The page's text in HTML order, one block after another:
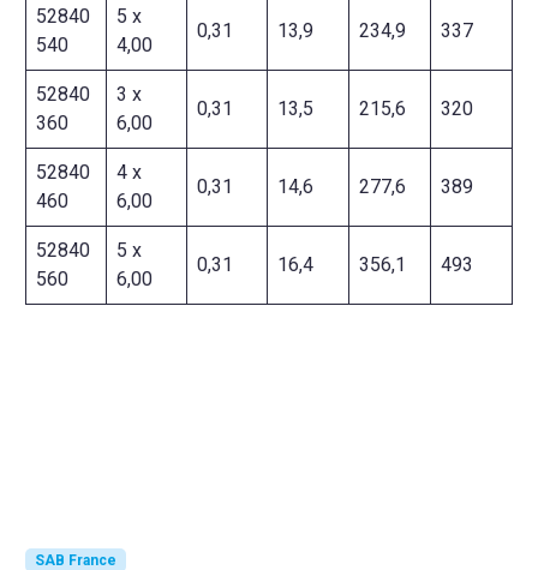
52840
540
5 x
4,00
0,31 13,9 234,9 337
52840
360
3 x
6,00
0,31 13,5 215,6 320
52840
460
4 x
6,00
0,31 14,6 277,6 389
52840
560
5 x
6,00
0,31 16,4 356,1 493
SAB France